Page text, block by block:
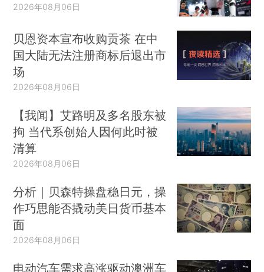
2026年08月06日
贝恩资本宣布收购贡茶 在中
国大陆无法注册商标后退出市
场
2026年08月06日
【我闻】艾路明及多名股东被
拘 当代系创始人因何此时被
清算
2026年08月06日
分析｜贝森特操盘稳日元，操
作巧思能否撬动美日货币基本
面
2026年08月06日
电动汽车需求高涨驱动澳洲车